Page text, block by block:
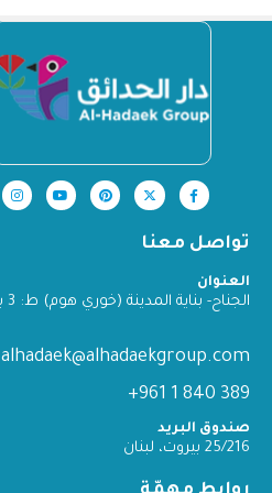
تواصل معنا
العنوان
الجناح- بناية المدينة (خوري هوم) ط: 3 بيروت-لبنان
alhadaek@alhadaekgroup.com
389 840 1 961+
صندوق البريد
25/216 بيروت، لبنان